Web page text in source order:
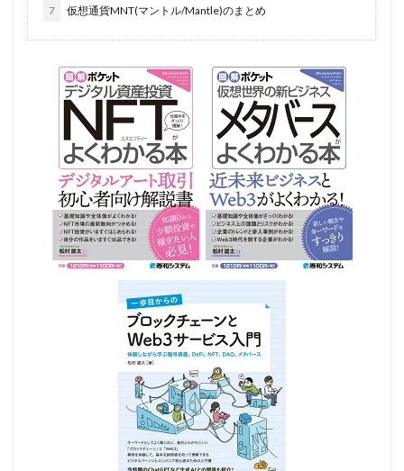
7 仮想通貨MNT(マントル/Mantle)のまとめ